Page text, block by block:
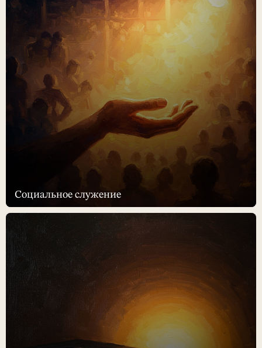
Социальное служение